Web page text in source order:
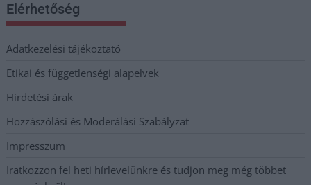
Elérhetőség
Adatkezelési tájékoztató
Etikai és függetlenségi alapelvek
Hirdetési árak
Hozzászólási és Moderálási Szabályzat
Impresszum
Iratkozzon fel heti hírlevelünkre és tudjon meg még többet